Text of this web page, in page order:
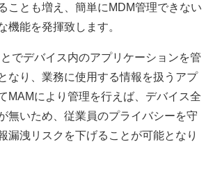
ことも増え、簡単にMDM管理できない
機能を発揮致します。
でデバイス内のアプリケーションを管
なり、業務に使用する情報を扱うアプ
MAMにより管理を行えば、デバイス全
無いため、従業員のプライバシーを守
漏洩リスクを下げることが可能となり